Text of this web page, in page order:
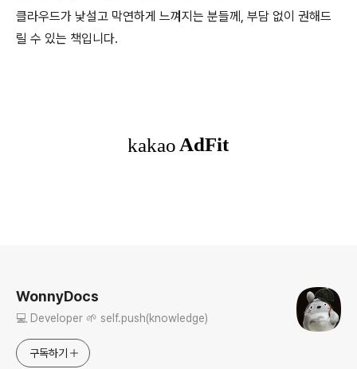
클라우드가 낯설고 막연하게 느껴지는 분들께, 부담 없이 권해드
릴 수 있는 책입니다.
WonnyDocs
💻 Developer 🌱 self.push(knowledge)
구독하기